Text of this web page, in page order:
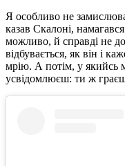
Я особливо не
казав Скалоні,
можливо, й справді не
відбувається, як він і
мрію. А потім, у якийсь
усвідомлюєш: ти ж граєш